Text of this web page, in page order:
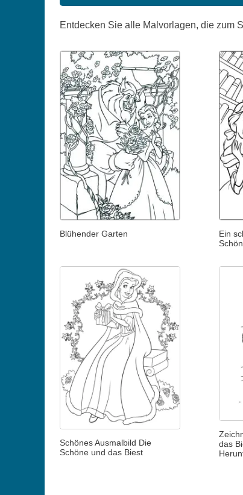
Entdecken Sie alle Malvorlagen, die zum
Blühender Garten
Ein
Schönes Ausmalbild Die
Schöne und das Biest
das